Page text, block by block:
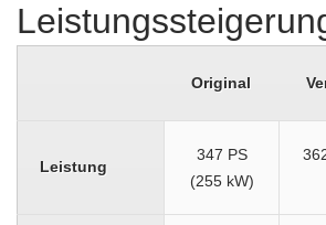
Original
Leistung
347 PS
(255 kW)